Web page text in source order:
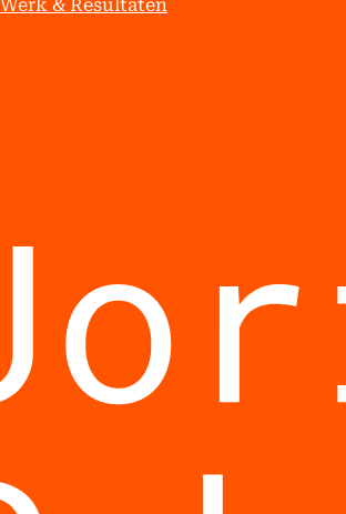
Werk & Resultaten